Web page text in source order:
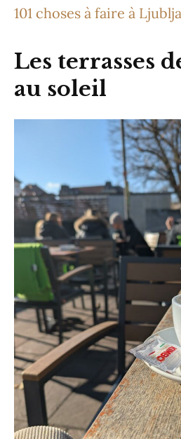
101 choses à faire à
Les terrasses
au soleil